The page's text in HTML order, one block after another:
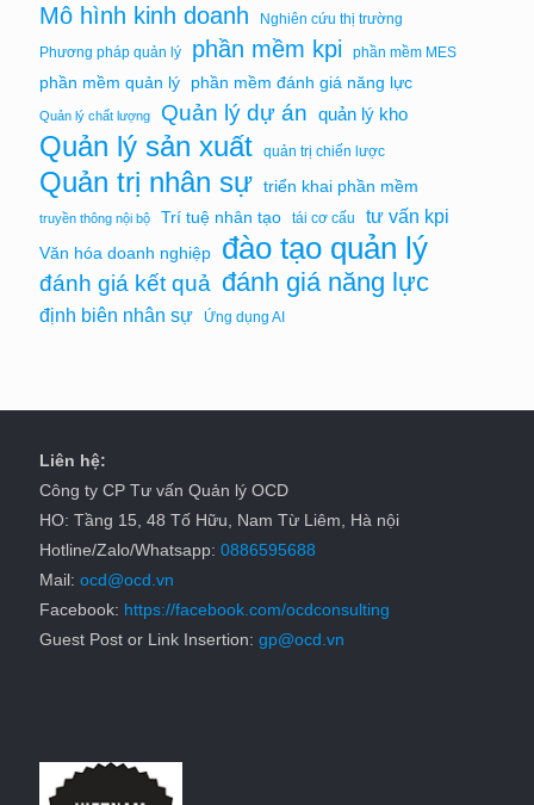
Mô hình kinh doanh
Nghiên cứu thị trường
Phương pháp quản lý
phần mềm kpi phần mềm MES
phần mềm quản lý phần mềm đánh giá năng lực
Quản lý chất lượng Quản lý dự án quản lý kho
Quản lý sản xuất quản trị chiến lược
Quản trị nhân sự triển khai phần mềm
truyền thông nội bộ Trí tuệ nhân tạo tái cơ cấu tư vấn kpi
Văn hóa doanh nghiệp đào tạo quản lý
đánh giá kết quả đánh giá năng lực
định biên nhân sự Ứng dụng AI
Liên hệ:
Công ty CP Tư vấn Quản lý OCD
HO: Tầng 15, 48 Tố Hữu, Nam Từ Liêm, Hà nội
Hotline/Zalo/Whatsapp: 0886595688
Mail: ocd@ocd.vn
Facebook: https://facebook.com/ocdconsulting
Guest Post or Link Insertion: gp@ocd.vn